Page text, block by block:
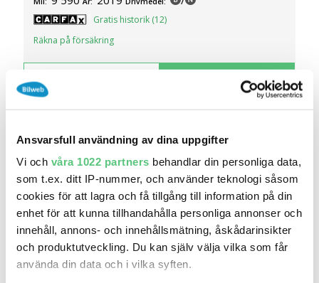
Ansvarsfull användning av dina uppgifter
Vi och våra 1022 partners behandlar din personliga data,
som t.ex. ditt IP-nummer, och använder teknologi såsom
cookies för att lagra och få tillgång till information på din
enhet för att kunna tillhandahålla personliga annonser och
innehåll, annons- och innehållsmätning, åskådarinsikter
och produktutveckling. Du kan själv välja vilka som får
använda din data och i vilka syften.
Gratis historik (12)
Räkna på försäkring
Se bil